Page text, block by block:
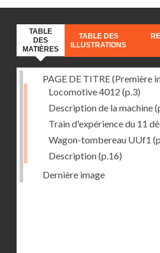
TABLE
DES
MATIÈRES
TABLE DES
ILLUSTRATIONS
PAGE DE TITRE (Première
Locomotive 4012 (p.3)
Description de la machine
Train d'expérience du 11
Wagon-tombereau UUf1
Description(p.16)
Dernière image